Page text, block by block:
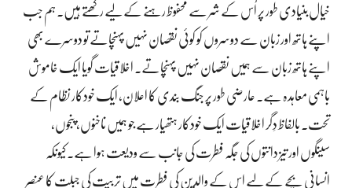
خیال بنیادی طور پر اُس کے شر سے محفوظ رہنے کے لیے رکھتے ہیں۔ ہم جب
اپنے ہاتھ اور زبان سے دوسروں کو کوئی نقصان نہیں پہنچاتے تو دوسرے بھی
اپنے ہاتھ زبان سے ہمیں نقصان نہیں پہنچاتے۔ اخلاقیات گویا ایک خاموش
باہمی معاہدہ ہے۔ عارضی طور پر جنگ بندی کا اعلان، ایک خودکار نظام کے
تحت۔ بالفاظ دِگر اخلاقیات ایک خودکار ہتھیار ہے جو ہمیں ناخنوں، پنجوں،
سینگوں اور تیز دانتوں کی جگہ فطرت کی جانب سے ودیعت ہوا ہے۔ کیونکہ
انسانی بچے کے لیے اس کے والدین کی فطرت میں تربیت کی جبلت کا عنصر